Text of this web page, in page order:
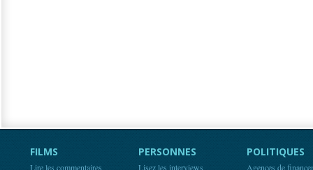
FILMS
Lire les commentaires
PERSONNES
Lisez les interviews
POLITIQUES
Agences de